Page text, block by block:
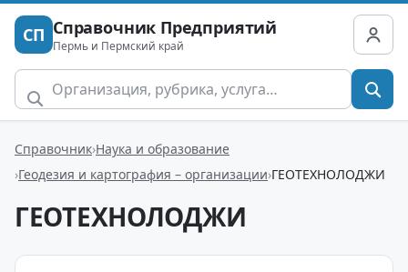
СП Справочник Предприятий
Пермь и Пермский край
Справочник Наука и образование
Геодезия и картография – организации ГЕОТЕХНОЛОДЖИ
ГЕОТЕХНОЛОДЖИ